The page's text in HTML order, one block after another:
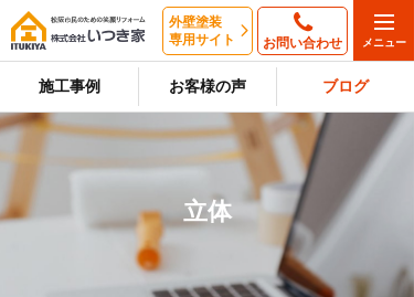
外壁塗装
専用サイト
お問い合わせ
施工事例 お客様の声 ブログ
立体